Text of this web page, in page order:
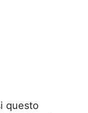
questo